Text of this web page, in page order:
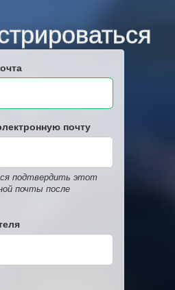
почту
подтвердить этот
почты после